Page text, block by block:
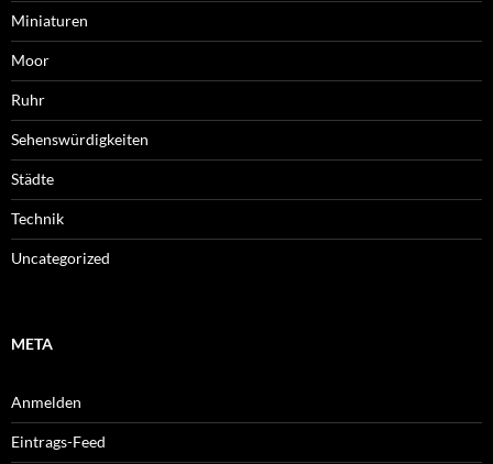
Miniaturen
Moor
Ruhr
Sehenswürdigkeiten
Städte
Technik
Uncategorized
META
Anmelden
Eintrags-Feed